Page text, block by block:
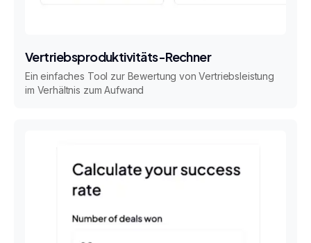
Vertriebsproduktivitäts-Rechner
Ein einfaches Tool zur Bewertung von Vertriebsleistung
im Verhältnis zum Aufwand